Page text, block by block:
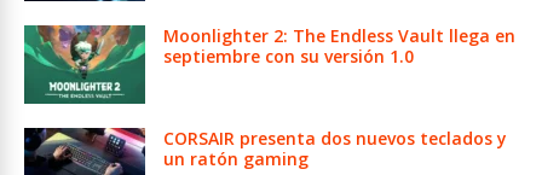
Moonlighter 2: The Endless Vault llega en
septiembre con su versión 1.0
CORSAIR presenta dos nuevos teclados y
un ratón gaming